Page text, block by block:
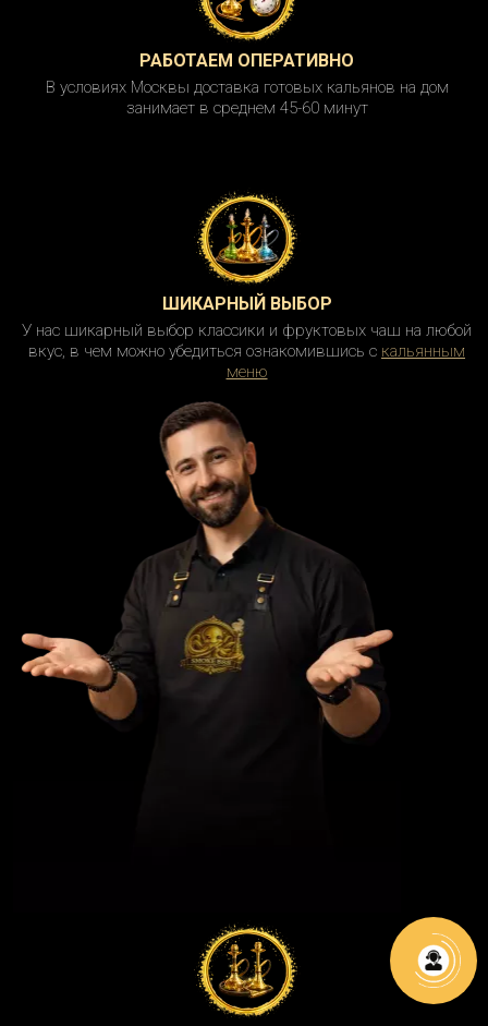
РАБОТАЕМ ОПЕРАТИВНО
В условиях Москвы доставка готовых кальянов на дом
занимает в среднем 45-60 минут
ШИКАРНЫЙ ВЫБОР
У нас шикарный выбор классики и фруктовых чаш на любой
вкус, в чем можно убедиться ознакомившись с кальянным
меню